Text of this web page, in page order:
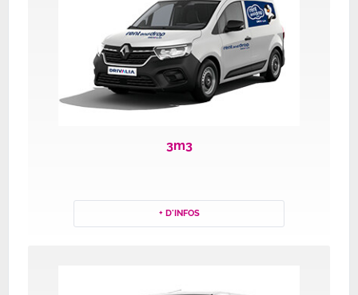
3m3
+ D'INFOS